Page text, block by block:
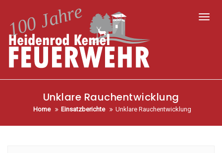
Unklare Rauchentwicklung
Home Einsatzberichte Unklare Rauchentwicklung